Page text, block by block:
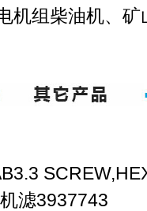
机组柴油机、
滤3937743